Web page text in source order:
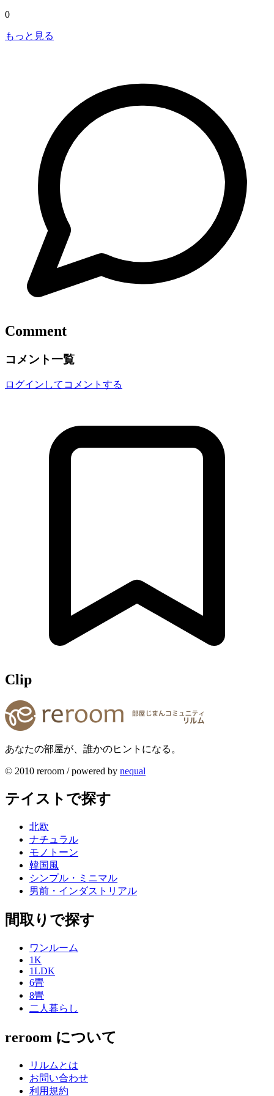
0
もっと見る
Comment
コメント一覧
ログインしてコメントする
Clip
あなたの部屋が、誰かのヒントになる。
© 2010 reroom / powered by nequal
テイストで探す
北欧
ナチュラル
モノトーン
韓国風
シンプル・ミニマル
男前・インダストリアル
間取りで探す
ワンルーム
1K
1LDK
6畳
8畳
二人暮らし
reroom について
リルムとは
お問い合わせ
利用規約